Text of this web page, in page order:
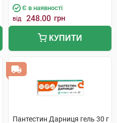
Є в наявності
від 248.00 грн
КУПИТИ
Пантестин Дарниця гель 30 г